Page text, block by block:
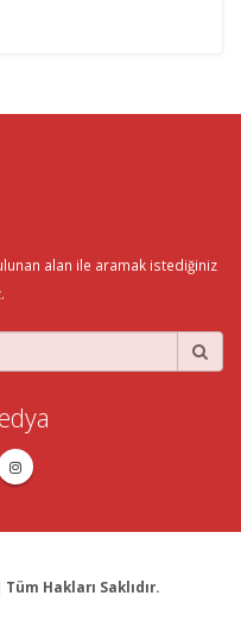
alan ile aramak istediğiniz
Tüm Hakları Saklıdır.